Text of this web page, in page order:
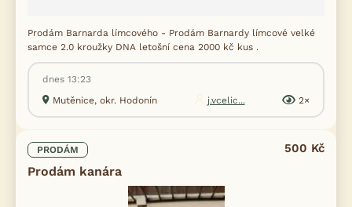
Prodám Barnarda límcového - Prodám Barnardy límcové velké
samce 2.0 kroužky DNA letošní cena 2000 kč kus .
dnes 13:23
Mutěnice, okr. Hodonín
j.vcelic... 2×
PRODÁM
Prodám kanára
500 Kč